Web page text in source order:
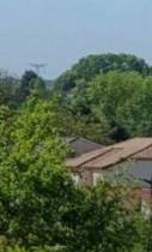
contenu
principal